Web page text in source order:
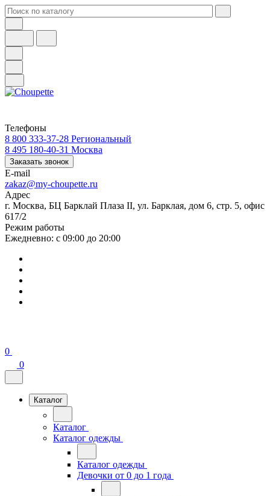
Телефоны
8 800 333-37-28 Региональный
8 495 180-40-31 Москва
Заказать звонок
E-mail
zakaz@my-choupette.ru
Адрес
г. Москва, БЦ Барклай Плаза II, ул. Барклая, дом 6, стр. 5, офис
617/2
Режим работы
Ежедневно: с 09:00 до 20:00
0
0
Каталог
Каталог
Каталог одежды
Каталог одежды
Девочки от 0 до 1 года